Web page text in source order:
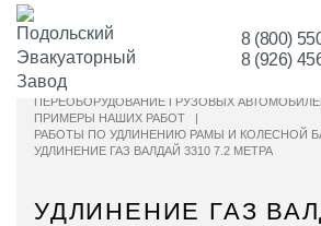
8 (800)
8 (926)
ПЕРЕОБОРУДОВАНИЕ ГРУЗОВЫХ
ПРИМЕРЫ НАШИХ РАБОТ
|
РАБОТЫ ПО УДЛИНЕНИЮ РАМЫ И КОЛЕСНОЙ
УДЛИНЕНИЕ ГАЗ ВАЛДАЙ 3310 7.2 МЕТРА
УДЛИНЕНИЕ ГАЗ